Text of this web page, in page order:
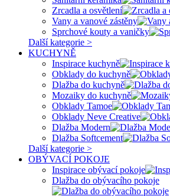
Zrcadla a osvětlení
Vany a vanové zástěny
Sprchové kouty a vaničky
Další kategorie >
KUCHYNĚ
Inspirace kuchyně
Obklady do kuchyně
Dlažba do kuchyně
Mozaiky do kuchyně
Obklady Tamoe
Obklady Neve Creative
Dlažba Modern
Dlažba Softcement
Další kategorie >
OBÝVACÍ POKOJE
Inspirace obývací pokoje
Dlažba do obývacího pokoje